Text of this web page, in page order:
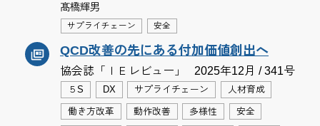
髙橋輝男
サプライチェーン 安全
QCD改善の先にある付加価値創出へ
協会誌「ＩＥレビュー」 2025年12月 / 341号
５S DX サプライチェーン 人材育成
働き方改革 動作改善 多様性 安全